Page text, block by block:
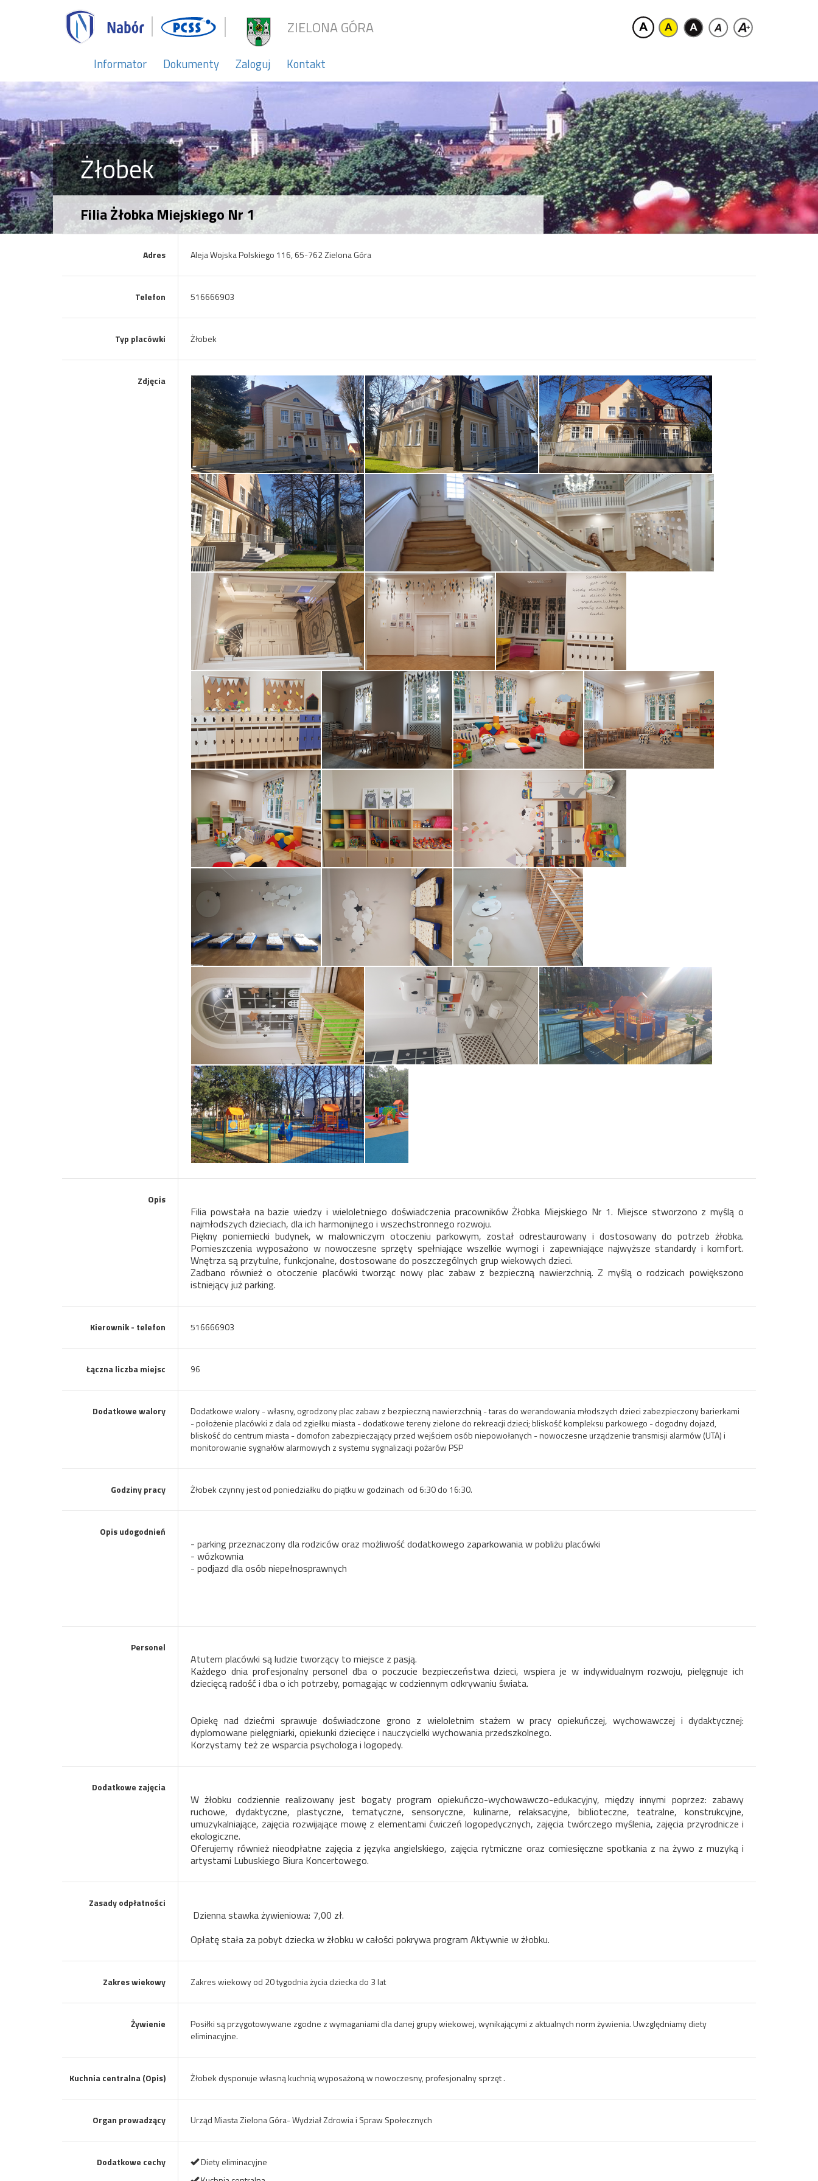
ZIELONA GÓRA
Informator Dokumenty Zaloguj Kontakt
Żłobek
Filia Żłobka Miejskiego Nr 1
Adres Aleja Wojska Polskiego 116, 65-762 Zielona Góra
Telefon 516666903
Typ placówki Żłobek
Zdjęcia
Opis
Filia powstała na bazie wiedzy i wieloletniego doświadczenia pracowników Żłobka Miejskiego Nr 1. Miejsce stworzono z myślą o
najmłodszych dzieciach, dla ich harmonijnego i wszechstronnego rozwoju.
Piękny poniemiecki budynek, w malowniczym otoczeniu parkowym, został odrestaurowany i dostosowany do potrzeb żłobka.
Pomieszczenia wyposażono w nowoczesne sprzęty spełniające wszelkie wymogi i zapewniające najwyższe standardy i komfort.
Wnętrza są przytulne, funkcjonalne, dostosowane do poszczególnych grup wiekowych dzieci.
Zadbano również o otoczenie placówki tworząc nowy plac zabaw z bezpieczną nawierzchnią. Z myślą o rodzicach powiększono
istniejący już parking.
Kierownik - telefon 516666903
Łączna liczba miejsc 96
Dodatkowe walory
Dodatkowe walory - własny, ogrodzony plac zabaw z bezpieczną nawierzchnią - taras do werandowania młodszych dzieci zabezpieczony barierkami
- położenie placówki z dala od zgiełku miasta - dodatkowe tereny zielone do rekreacji dzieci; bliskość kompleksu parkowego - dogodny dojazd,
bliskość do centrum miasta - domofon zabezpieczający przed wejściem osób niepowołanych - nowoczesne urządzenie transmisji alarmów (UTA) i
monitorowanie sygnałów alarmowych z systemu sygnalizacji pożarów PSP
Godziny pracy Żłobek czynny jest od poniedziałku do piątku w godzinach od 6:30 do 16:30.
Opis udogodnień
- parking przeznaczony dla rodziców oraz możliwość dodatkowego zaparkowania w pobliżu placówki
- wózkownia
- podjazd dla osób niepełnosprawnych
Personel
Atutem placówki są ludzie tworzący to miejsce z pasją.
Każdego dnia profesjonalny personel dba o poczucie bezpieczeństwa dzieci, wspiera je w indywidualnym rozwoju, pielęgnuje ich
dziecięcą radość i dba o ich potrzeby, pomagając w codziennym odkrywaniu świata.
Opiekę nad dziećmi sprawuje doświadczone grono z wieloletnim stażem w pracy opiekuńczej, wychowawczej i dydaktycznej:
dyplomowane pielęgniarki, opiekunki dziecięce i nauczycielki wychowania przedszkolnego.
Korzystamy też ze wsparcia psychologa i logopedy.
Dodatkowe zajęcia
W żłobku codziennie realizowany jest bogaty program opiekuńczo-wychowawczo-edukacyjny, między innymi poprzez: zabawy
ruchowe, dydaktyczne, plastyczne, tematyczne, sensoryczne, kulinarne, relaksacyjne, biblioteczne, teatralne, konstrukcyjne,
umuzykalniające, zajęcia rozwijające mowę z elementami ćwiczeń logopedycznych, zajęcia twórczego myślenia, zajęcia przyrodnicze i
ekologiczne.
Oferujemy również nieodpłatne zajęcia z języka angielskiego, zajęcia rytmiczne oraz comiesięczne spotkania z na żywo z muzyką i
artystami Lubuskiego Biura Koncertowego.
Zasady odpłatności
Dzienna stawka żywieniowa: 7,00 zł.
Opłatę stała za pobyt dziecka w żłobku w całości pokrywa program Aktywnie w żłobku.
Zakres wiekowy Zakres wiekowy od 20 tygodnia życia dziecka do 3 lat
Żywienie
Posiłki są przygotowywane zgodne z wymaganiami dla danej grupy wiekowej, wynikającymi z aktualnych norm żywienia. Uwzględniamy diety
eliminacyjne.
Kuchnia centralna (Opis) Żłobek dysponuje własną kuchnią wyposażoną w nowoczesny, profesjonalny sprzęt .
Organ prowadzący Urząd Miasta Zielona Góra- Wydział Zdrowia i Spraw Społecznych
Dodatkowe cechy
Diety eliminacyjne